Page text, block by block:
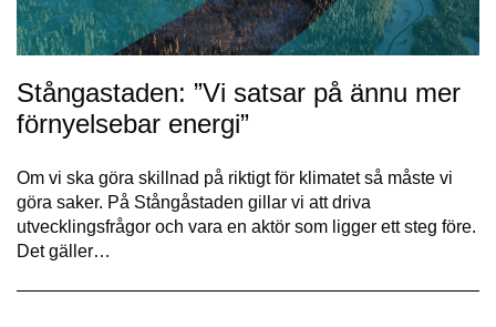
Stångastaden: ”Vi satsar på ännu mer
förnyelsebar energi”
Om vi ska göra skillnad på riktigt för klimatet så måste vi
göra saker. På Stångåstaden gillar vi att driva
utvecklingsfrågor och vara en aktör som ligger ett steg före.
Det gäller…